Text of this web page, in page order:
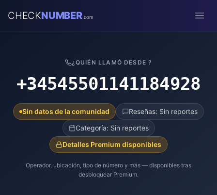
CHECKNUMBER.com
¿QUIÉN LLAMÓ DESDE ?
+34545501141184928
Sin datos de la comunidad
Reseñas: Sin reportes
Categoría: Sin reportes
Detalles Premium disponibles
Operador, ubicación, tipo de número y más — disponibles tras
desbloquear Premium.